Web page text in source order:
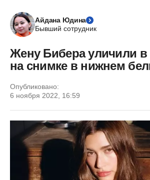
Айдана Юдина
Бывший сотрудник
Жену Бибера уличили
на снимке в нижнем
Опубликовано:
6 ноября 2022, 16:59